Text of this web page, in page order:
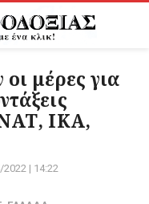
μέρες για
ΙΚΑ,
2022 | 14:22